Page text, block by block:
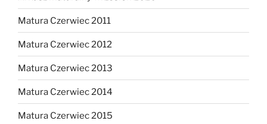
Matura Czerwiec 2011
Matura Czerwiec 2012
Matura Czerwiec 2013
Matura Czerwiec 2014
Matura Czerwiec 2015